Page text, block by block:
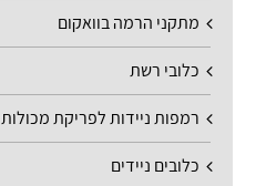
מתקני הרמה בוואקום
כלובי רשת
רמפות ניידות לפריקת מכולות
כלובים ניידים